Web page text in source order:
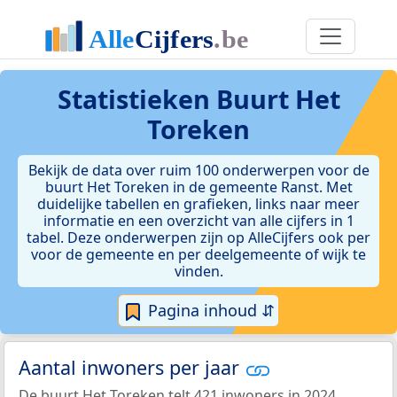
Statistieken Buurt Het
Toreken
Bekijk de data over ruim 100 onderwerpen voor de
buurt Het Toreken in de gemeente Ranst. Met
duidelijke tabellen en grafieken, links naar meer
informatie en een overzicht van alle cijfers in 1
tabel. Deze onderwerpen zijn op AlleCijfers ook per
voor de gemeente en per deelgemeente of wijk te
vinden.
Pagina inhoud ⇵
Aantal inwoners per jaar